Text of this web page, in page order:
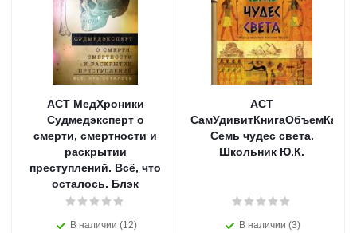
АСТ МедХроники
Судмедэксперт о
смерти, смертности и
раскрытии
преступлений. Всё, что
осталось. Блэк
В наличии (12)
АСТ
СамУдивитКнигаОбъемКарт
Семь чудес света.
Школьник Ю.К.
В наличии (3)